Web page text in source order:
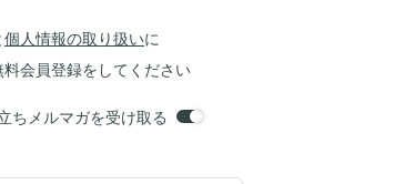
個人情報の取り扱いに
会員登録をしてください
ちメルマガを受け取る